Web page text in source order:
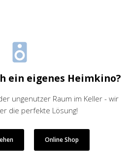
ein eigenes Heimkino?
ungenutzer Raum im Keller - wir
die perfekte Lösung!
Online Shop